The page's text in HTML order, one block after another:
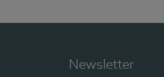
Newsletter